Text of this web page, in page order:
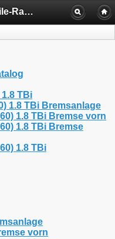
Sitemap Autoteile-Rathenow Autoteile-Premnitz
TBi
TBi Bremsanlage
1.8 TBi Bremse vorn
1.8 TBi Bremse
1.8 TBi
vorn